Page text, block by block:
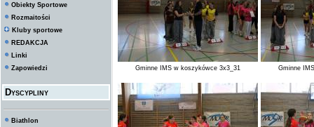
Obiekty Sportowe
Rozmaitości
Kluby sportowe
REDAKCJA
Linki
Zapowiedzi
Dyscypliny
Biathlon
Gminne IMS w koszykówce 3x3_31 Gminne